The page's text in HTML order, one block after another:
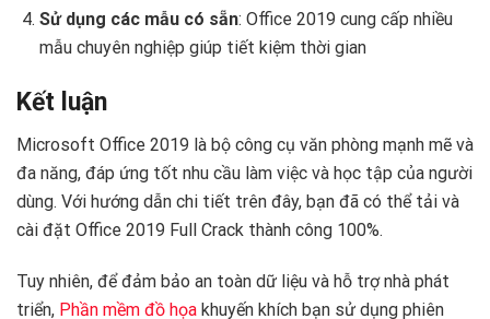
Sử dụng các mẫu có sẵn: Office 2019 cung cấp nhiều
mẫu chuyên nghiệp giúp tiết kiệm thời gian
Kết luận
Microsoft Office 2019 là bộ công cụ văn phòng mạnh mẽ và
đa năng, đáp ứng tốt nhu cầu làm việc và học tập của người
dùng. Với hướng dẫn chi tiết trên đây, bạn đã có thể tải và
cài đặt Office 2019 Full Crack thành công 100%.
Tuy nhiên, để đảm bảo an toàn dữ liệu và hỗ trợ nhà phát
triển, Phần mềm đồ họa khuyến khích bạn sử dụng phiên